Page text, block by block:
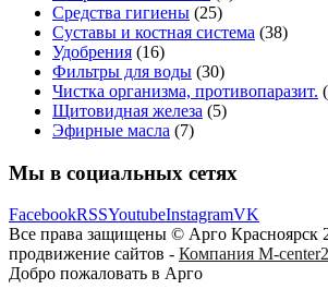
Средства гигиены (25)
Суставы и костная система (38)
Удобрения (16)
Фильтры для воды (30)
Чистка организма, противопаразит.
Щитовидная железа (5)
Эфирные масла (7)
Мы в социальных сетях
FacebookRSSYoutubeInstagramVK
Все права защищены © Арго Красноярск
продвижение сайтов - Компания M-
Добро пожаловать в Арго